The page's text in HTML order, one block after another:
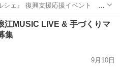
シェ』 復興支援応援イベント
バンドライブとハンドメイドマル
町で開催致します！ 音楽...
会 マルシェ
江MUSIC LIVE & 手づくりマ
集
9月10日